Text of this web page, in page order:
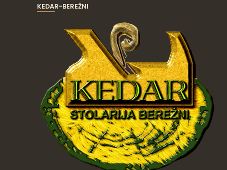
KEDAR-BEREŽNI